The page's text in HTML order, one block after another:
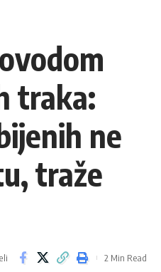
traka:
ne
traže
2 Min Read